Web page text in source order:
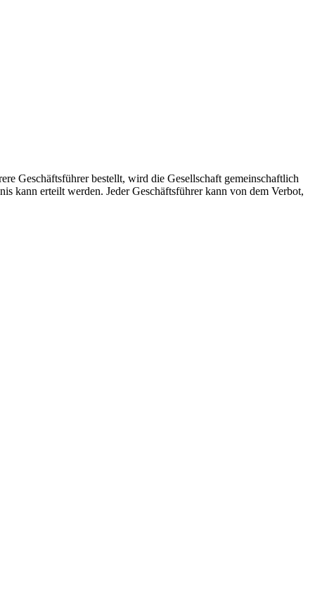
Geschäftsführer bestellt, wird die Gesellschaft gemeinschaftlich
kann erteilt werden. Jeder Geschäftsführer kann von dem Verbot,